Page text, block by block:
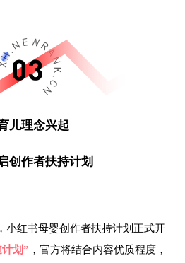
儿理念兴起
创作者扶持计划
小红书母婴创作者扶持计划正式开
划” ，官方将结合内容优质程度，